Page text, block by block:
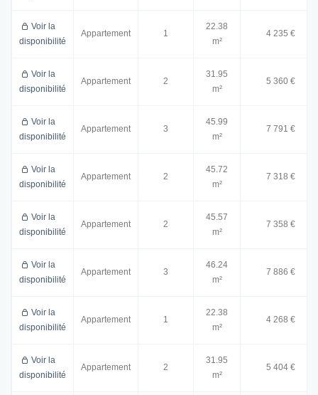
Voir la
disponibilité
Appartement 1
22.38
m²
4 235 €
Voir la
disponibilité
Appartement 2
31.95
m²
5 360 €
Voir la
disponibilité
Appartement 3
45.99
m²
7 791 €
Voir la
disponibilité
Appartement 2
45.72
m²
7 318 €
Voir la
disponibilité
Appartement 2
45.57
m²
7 358 €
Voir la
disponibilité
Appartement 3
46.24
m²
7 886 €
Voir la
disponibilité
Appartement 1
22.38
m²
4 268 €
Voir la
disponibilité
Appartement 2
31.95
m²
5 404 €